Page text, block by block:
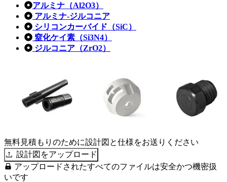
アルミナ（Al2O3）
アルミナ-ジルコニア
シリコンカーバイド（SiC）
窒化ケイ素（Si3N4）
ジルコニア（ZrO2）
無料見積もりのために設計図と仕様をお送りください
設計図をアップロード
アップロードされたすべてのファイルは安全かつ機密扱
いです